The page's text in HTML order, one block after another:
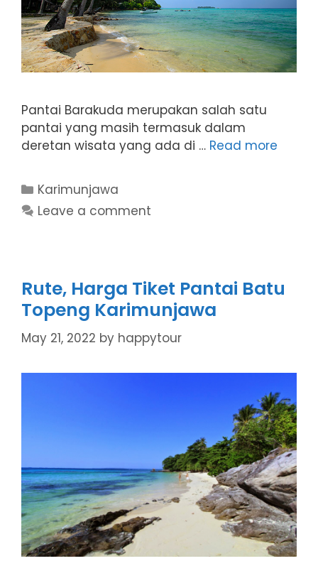
Pantai Barakuda merupakan salah satu
pantai yang masih termasuk dalam
deretan wisata yang ada di … Read more
Categories
Karimunjawa
Leave a comment
Rute, Harga Tiket Pantai Batu
Topeng Karimunjawa
May 21, 2022 by happytour